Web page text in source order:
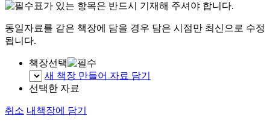
표가 있는 항목은 반드시 기재해 주셔야 합니다.
동일자료를 같은 책장에 담을 경우 담은 시점만 최신으로 수정
됩니다.
책장선택
새 책장 만들어 자료 담기
선택한 자료
취소 내책장에 담기